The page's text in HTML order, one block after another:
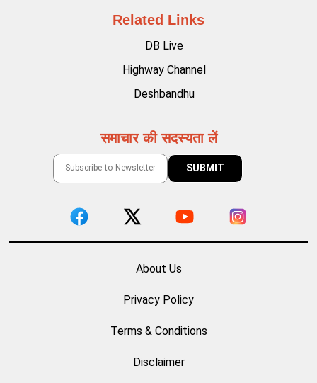
Related Links
DB Live
Highway Channel
Deshbandhu
समाचार की सदस्यता लें
About Us
Privacy Policy
Terms & Conditions
Disclaimer